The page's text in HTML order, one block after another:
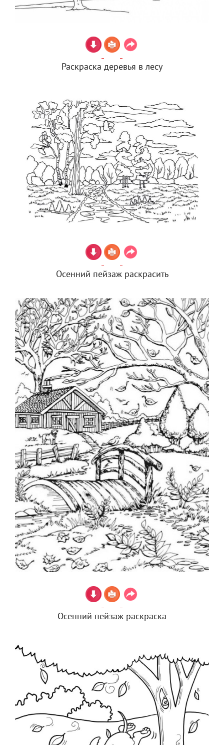
Раскраска деревья в лесу
Осенний пейзаж раскрасить
Осенний пейзаж раскраска